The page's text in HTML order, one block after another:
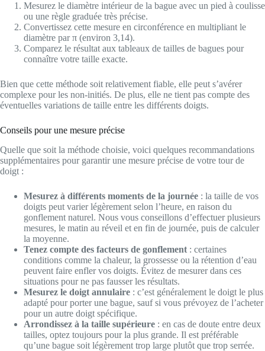
Mesurez le diamètre intérieur de la bague avec un pied à coulisse
ou une règle graduée très précise.
Convertissez cette mesure en circonférence en multipliant le
diamètre par π (environ 3,14).
Comparez le résultat aux tableaux de tailles de bagues pour
connaître votre taille exacte.
Bien que cette méthode soit relativement fiable, elle peut s’avérer
complexe pour les non-initiés. De plus, elle ne tient pas compte des
éventuelles variations de taille entre les différents doigts.
Conseils pour une mesure précise
Quelle que soit la méthode choisie, voici quelques recommandations
supplémentaires pour garantir une mesure précise de votre tour de
doigt :
Mesurez à différents moments de la journée : la taille de vos
doigts peut varier légèrement selon l’heure, en raison du
gonflement naturel. Nous vous conseillons d’effectuer plusieurs
mesures, le matin au réveil et en fin de journée, puis de calculer
la moyenne.
Tenez compte des facteurs de gonflement : certaines
conditions comme la chaleur, la grossesse ou la rétention d’eau
peuvent faire enfler vos doigts. Évitez de mesurer dans ces
situations pour ne pas fausser les résultats.
Mesurez le doigt annulaire : c’est généralement le doigt le plus
adapté pour porter une bague, sauf si vous prévoyez de l’acheter
pour un autre doigt spécifique.
Arrondissez à la taille supérieure : en cas de doute entre deux
tailles, optez toujours pour la plus grande. Il est préférable
qu’une bague soit légèrement trop large plutôt que trop serrée.